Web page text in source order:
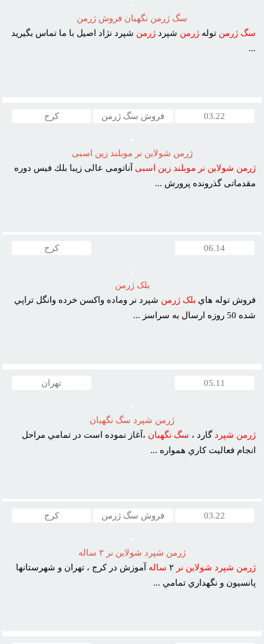
سگ ژرمن نگهبان فروش ژرمن
سگ ژرمن تولهژرمن شپردژرمن شپرد نژاد اصيل با ما تماس بگيريد
...
03.22 فروش سگ ژرمن کرج
ژرمن شولاين نر موبلند زين اسبى
ژرمن شولاين نر موبلند زين اسبى آناتومى عالى زيبا بلك فيس دوره
مقدماتى گذرونده پرورش ...
06.14 کرج
بلک ژرمن
فروش توله هاي بلک ژرمن شپرد نر وماده واکسن خرده وانگل تراپي
شده 50 روزه ارسال به سراسز ...
05.11 تهران
ژرمن شپرد سگ نگهبان
ژرمن شپرد گارد ، سگ نگهبان ،آغاز نموده است در تمامي مراحل
انجام فعاليت کاري همواره ...
03.22 فروش سگ ژرمن کرج
ژرمن شپرد شولاين نر ٢ ساله
ژرمن شپرد شولاين نر ٢ ساله آموزش در کرج ، تهران و شهرستانها
پانسيون و نگهداري تمامي ...